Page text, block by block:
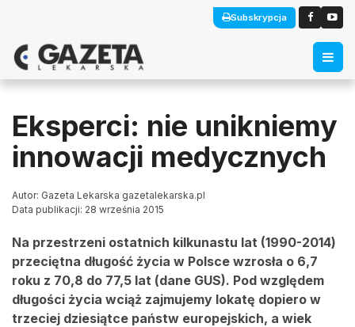
Subskrypcja
Eksperci: nie unikniemy
innowacji medycznych
Autor: Gazeta Lekarska gazetalekarska.pl
Data publikacji: 28 września 2015
Na przestrzeni ostatnich kilkunastu lat (1990-2014)
przeciętna długość życia w Polsce wzrosła o 6,7
roku z 70,8 do 77,5 lat (dane GUS). Pod względem
długości życia wciąż zajmujemy lokatę dopiero w
trzeciej dziesiątce państw europejskich, a wiek